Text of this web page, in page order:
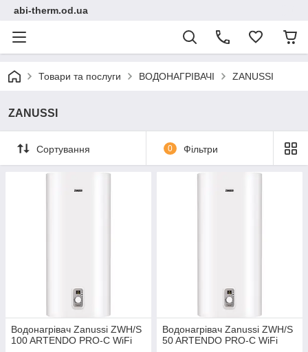
abi-therm.od.ua
Товари та послуги ВОДОНАГРІВАЧІ ZANUSSI
ZANUSSI
Сортування 0 Фільтри
Водонагрівач Zanussi ZWH/S
100 ARTENDO PRO-C WiFi
Водонагрівач Zanussi ZWH/S
50 ARTENDO PRO-C WiFi